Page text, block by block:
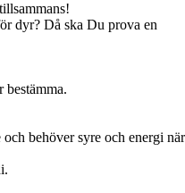
dyr? Då ska Du prova en
bestämma.
behöver syre och energi när